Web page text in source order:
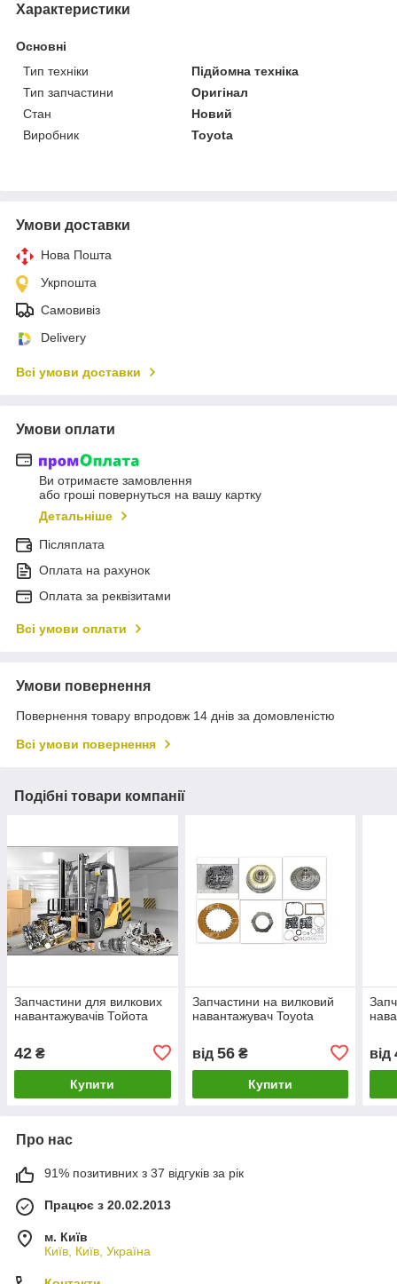
Характеристики
Основні
Тип техніки
Підйомна техніка
Тип запчастини
Оригінал
Стан
Новий
Виробник
Toyota
Умови доставки
Нова Пошта
Укрпошта
Самовивіз
Delivery
Всі умови доставки
Умови оплати
Ви отримаєте замовлення
або гроші повернуться на вашу картку
Детальніше
Післяплата
Оплата на рахунок
Оплата за реквізитами
Всі умови оплати
Умови повернення
Повернення товару впродовж 14 днів за домовленістю
Всі умови повернення
Подібні товари компанії
Запчастини для вилкових
навантажувачів Тойота
42 ₴
Купити
Запчастини на вилковий
навантажувач Toyota
від 56₴
Купити
від
Про нас
91% позитивних з 37 відгуків за рік
Працює з 20.02.2013
м. Київ
Київ, Київ, Україна